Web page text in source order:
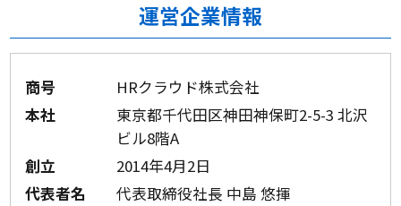
運営企業情報
商号
HRクラウド株式会社
本社
東京都千代田区神田神保町2-5-3 北沢
ビル8階A
創立
2014年4月2日
代表者名
代表取締役社長 中島 悠揮